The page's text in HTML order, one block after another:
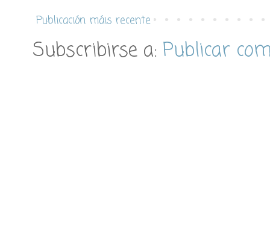
Publicación máis recente
Subscribirse a: Publicar